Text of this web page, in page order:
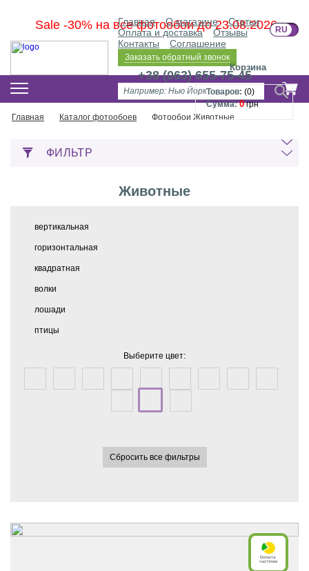
Sale -30% на все фотообои до 23.08.2026
Главная О магазине
Статьи
Оплата и доставка
Отзывы
Контакты
Соглашение
RU UA
Заказать обратный звонок
+38 (063) 655-75-45
Корзина
Товаров: (0)
Сумма: 0грн
Главная
Каталог фотообоев Фотообои Животные
ФИЛЬТР
Животные
вертикальная
горизонтальная
квадратная
волки
лошади
птицы
Выберите цвет:
Сбросить все фильтры